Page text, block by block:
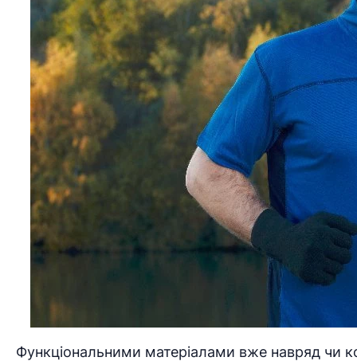
Функціональними матеріалами вже навряд чи